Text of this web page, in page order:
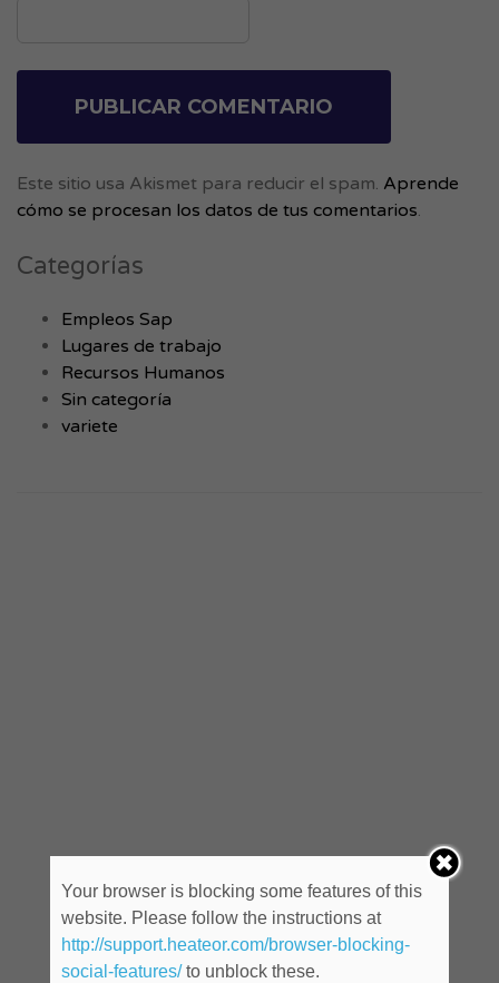
Este sitio usa Akismet para reducir el spam. Aprende
cómo se procesan los datos de tus comentarios.
Categorías
Empleos Sap
Lugares de trabajo
Recursos Humanos
Sin categoría
variete
Your browser is blocking some features of this
website. Please follow the instructions at
http://support.heateor.com/browser-blocking-
social-features/to unblock these.